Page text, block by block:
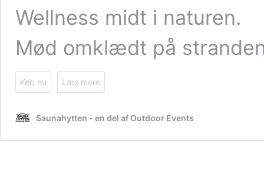
Wellness midt i naturen.
Mød omklædt på
Køb nu Læs mere
Saunahytten - en del af Outdoor Events